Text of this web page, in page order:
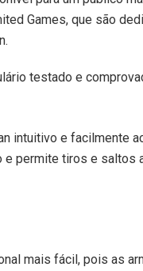
Games, que são
testado e
intuitivo e facilmente
e permite tiros e saltos
mais fácil, pois as